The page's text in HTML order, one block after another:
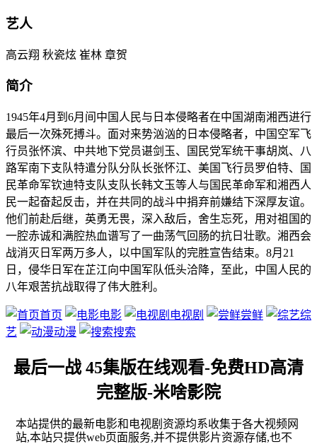
艺人
高云翔 秋瓷炫 崔林 章贺
简介
1945年4月到6月间中国人民与日本侵略者在中国湖南湘西进行
最后一次殊死搏斗。面对来势汹汹的日本侵略者，中国空军飞
行员张怀滨、中共地下党员谌剑玉、国民党军统干事胡岚、八
路军南下支队特遣分队分队长张怀江、美国飞行员罗伯特、国
民革命军钦迪特支队支队长韩文玉等人与国民革命军和湘西人
民一起奋起反击，并在共同的战斗中捐弃前嫌结下深厚友谊。
他们前赴后继，英勇无畏，深入敌后，舍生忘死，用对祖国的
一腔赤诚和满腔热血谱写了一曲荡气回肠的抗日壮歌。湘西会
战消灭日军两万多人，以中国军队的完胜宣告结束。8月21
日，侵华日军在芷江向中国军队低头洽降，至此，中国人民的
八年艰苦抗战取得了伟大胜利。
首页 电影 电视剧 尝鲜
综
艺
动漫 搜索
最后一战 45集版在线观看-免费HD高清
完整版-米啥影院
本站提供的最新电影和电视剧资源均系收集于各大视频网
站,本站只提供web页面服务,并不提供影片资源存储,也不